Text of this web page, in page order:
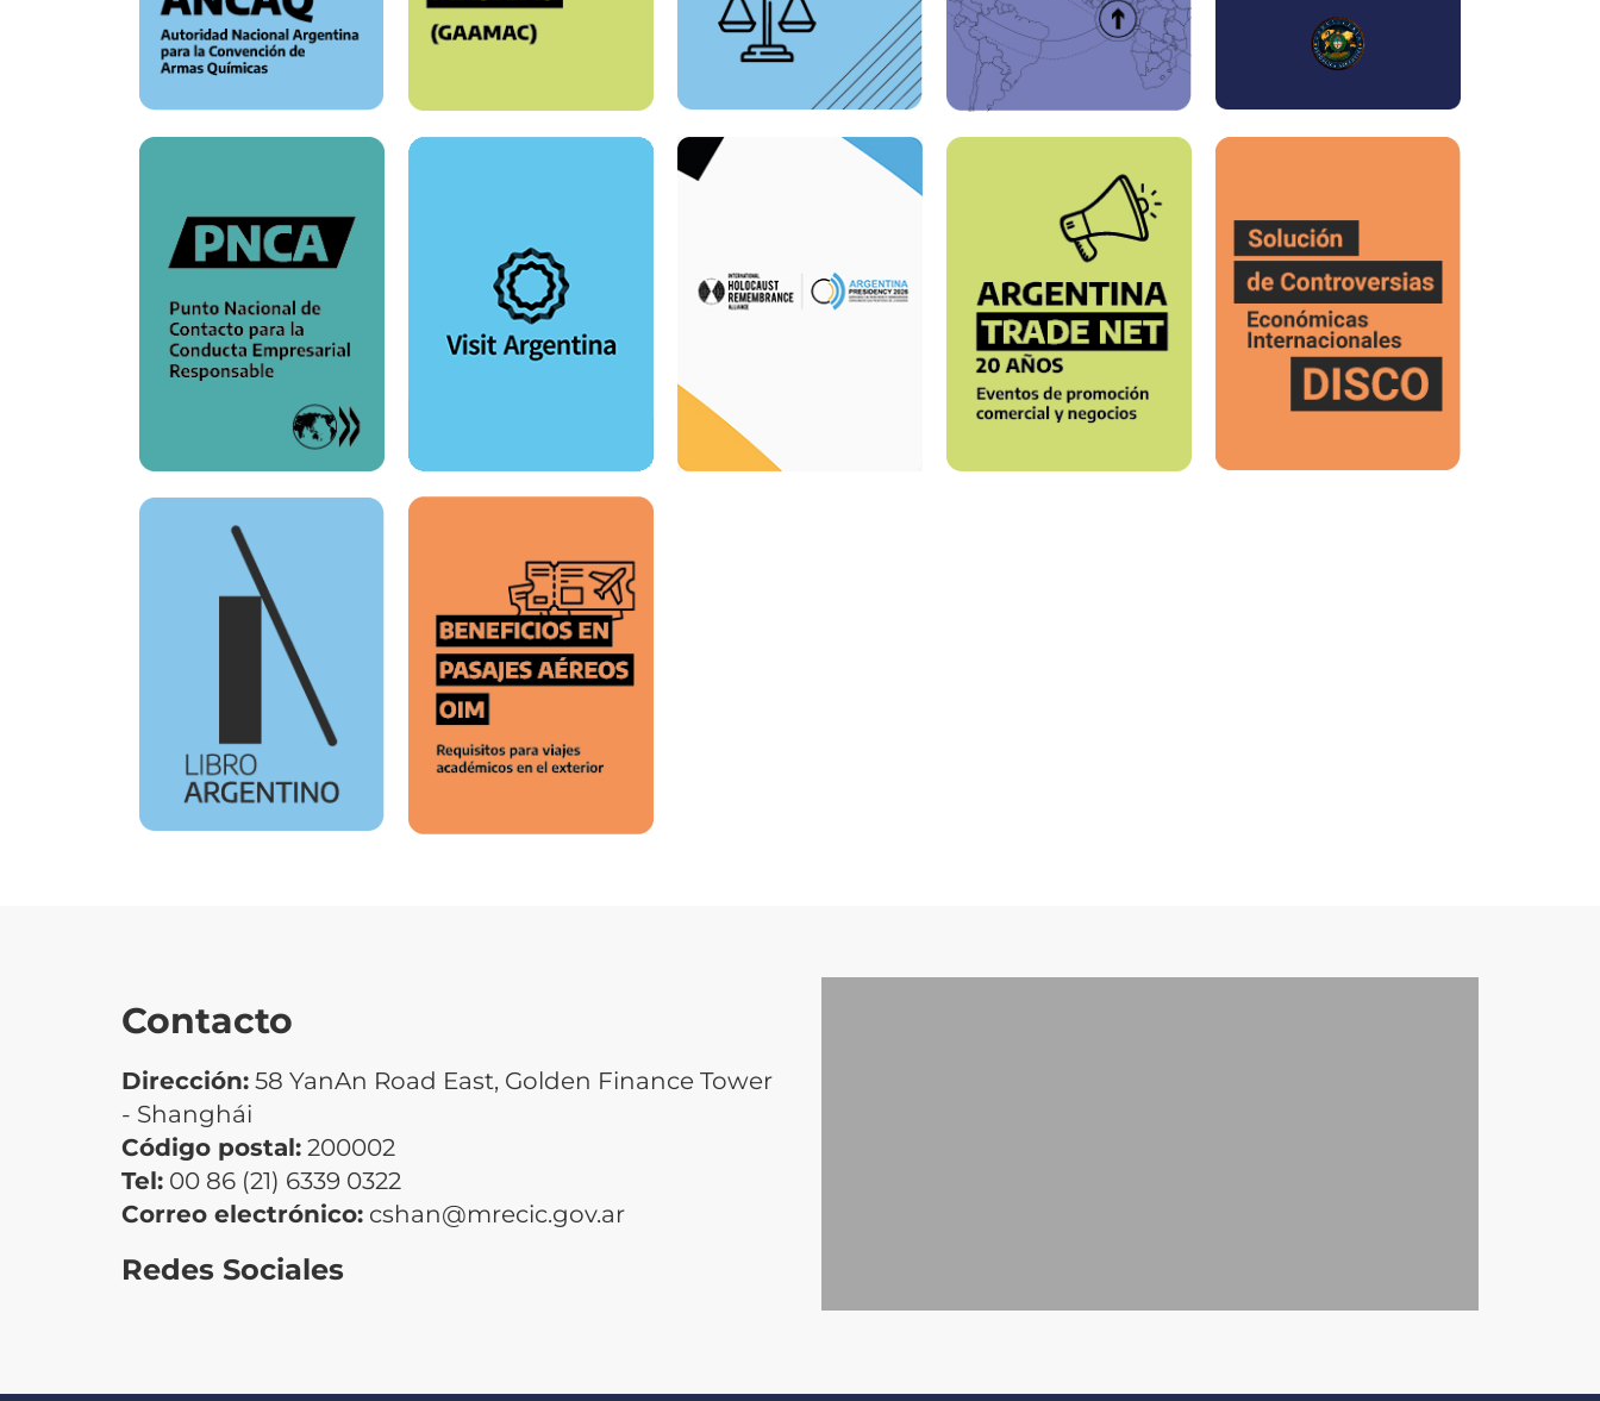
Contacto
Dirección: 58 YanAn Road East, Golden Finance Tower
- Shanghái
Código postal: 200002
Tel: 00 86 (21) 6339 0322
Correo electrónico: cshan@mrecic.gov.ar
Redes Sociales